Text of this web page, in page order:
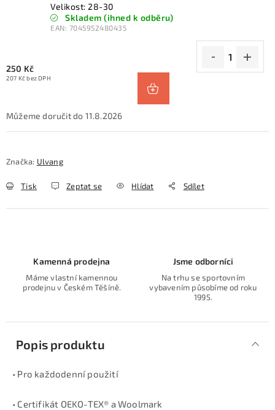
Velikost: 28-30
Skladem (ihned k odběru)
EAN: 7045952480435
250 Kč
207 Kč bez DPH
11.8.2026
Značka: Ulvang
Tisk Zeptat se Hlídat Sdílet
Kamenná prodejna
Máme vlastní kamennou
prodejnu v Českém Těšíně.
Jsme odborníci
Na trhu se sportovním
vybavením působíme od roku
1995.
Popis produktu
• Pro každodenní použití
• Certifikát OEKO-TEX® a Woolmark